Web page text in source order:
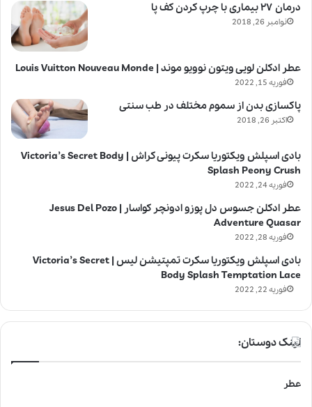
درمان ۲۷ بیماری با چرپ کردن کف پا
نوامبر 26, 2018
عطر ادکلن لویی ویتون نوویو موند | Louis Vuitton Nouveau Monde
فوریه 15, 2022
پاکسازی بدن از سموم مختلف در طب سنتی
اکتبر 26, 2018
بادی اسپلش ویکتوریا سکرت پیونی کراش | Victoria’s Secret Body
Splash Peony Crush
فوریه 24, 2022
عطر ادکلن جسوس دل پوزو ادونچر کواسار | Jesus Del Pozo
Adventure Quasar
فوریه 28, 2022
بادی اسپلش ویکتوریا سکرت تمپتیشن لیس | Victoria’s Secret
Body Splash Temptation Lace
فوریه 22, 2022
لینک دوستان:
عطر